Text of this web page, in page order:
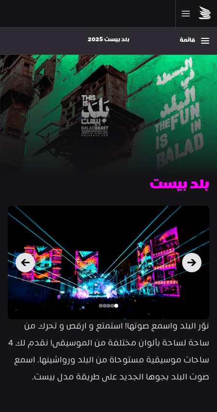
قائمة بلد بيست 2025
بلد بيست
صوت البلد بجوها الجديد على طريقة مدل بيست.